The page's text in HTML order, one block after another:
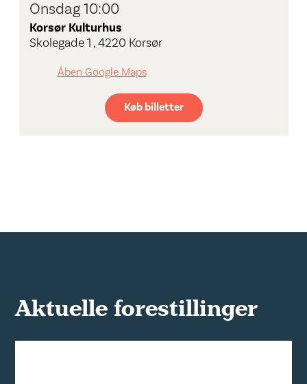
Onsdag 10:00
Korsør Kulturhus
Skolegade 1 , 4220 Korsør
Åben Google Maps
Køb billetter
Aktuelle forestillinger